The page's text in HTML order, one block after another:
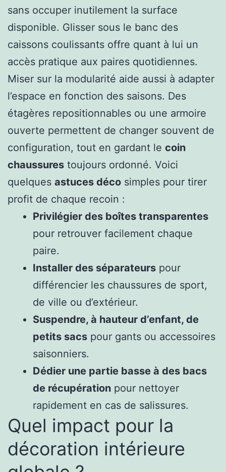
sans occuper inutilement la surface
disponible. Glisser sous le banc des
caissons coulissants offre quant à lui un
accès pratique aux paires quotidiennes.
Miser sur la modularité aide aussi à adapter
l’espace en fonction des saisons. Des
étagères repositionnables ou une armoire
ouverte permettent de changer souvent de
configuration, tout en gardant le coin
chaussures toujours ordonné. Voici
quelques astuces déco simples pour tirer
profit de chaque recoin :
Privilégier des boîtes transparentes
pour retrouver facilement chaque
paire.
Installer des séparateurs pour
différencier les chaussures de sport,
de ville ou d’extérieur.
Suspendre, à hauteur d’enfant, de
petits sacs pour gants ou accessoires
saisonniers.
Dédier une partie basse à des bacs
de récupération pour nettoyer
rapidement en cas de salissures.
Quel impact pour la
décoration intérieure